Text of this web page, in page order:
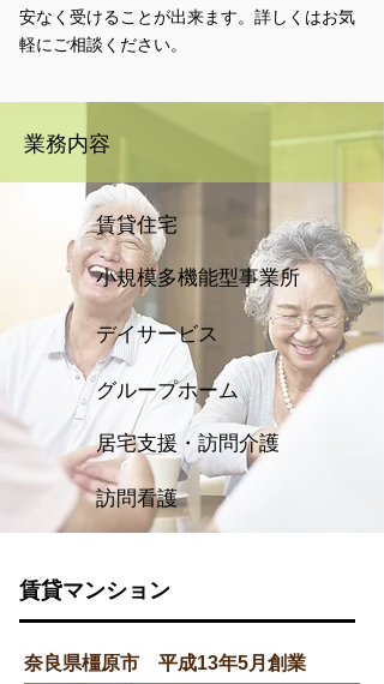
安なく受けることが出来ます。 詳しくはお気
軽にご相談ください。
業務内容
​賃貸住宅
​小規模多機能型事業所
デイサービス
グループホーム
居宅支援・訪問介護
訪問看護
賃貸マンション
奈良県橿原市 平成13年5月創業